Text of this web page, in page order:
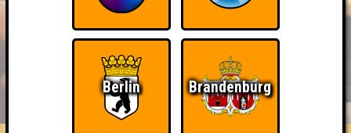
HIGHSCORE RESERVIERUNG
FAQ ÜBER UNS
Berlin Brandenburg